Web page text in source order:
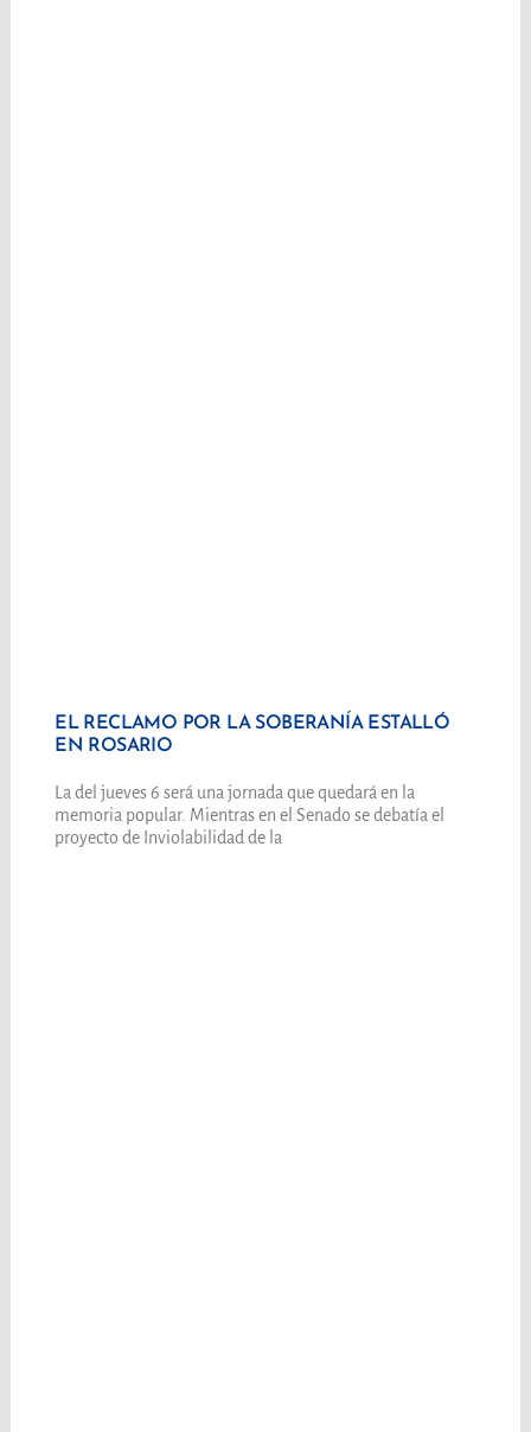
EL RECLAMO POR LA SOBERANÍA ESTALLÓ
EN ROSARIO
La del jueves 6 será una jornada que quedará en la
memoria popular. Mientras en el Senado se debatía el
proyecto de Inviolabilidad de la